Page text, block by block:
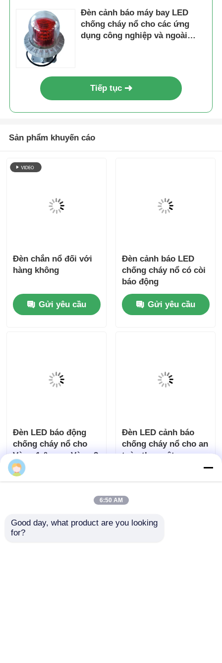
Đèn cảnh báo máy bay LED
chống cháy nổ cho các ứng
dụng công nghiệp và ngoài
Tiếp tục
Sản phẩm khuyến cáo
Đèn chắn nổ đối với
hàng không
Gửi yêu cầu
Đèn cảnh báo LED
chống cháy nổ có còi
báo động
Gửi yêu cầu
Đèn LED báo động
chống cháy nổ cho
Vùng 1 &amp; Vùng 2
Đèn LED cảnh báo
chống cháy nổ cho an
toàn thực vật
6:50 AM
Good day, what product are you looking
for?